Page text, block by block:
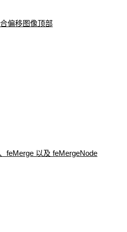
偏移图像顶部
feMerge 以及 feMergeNode